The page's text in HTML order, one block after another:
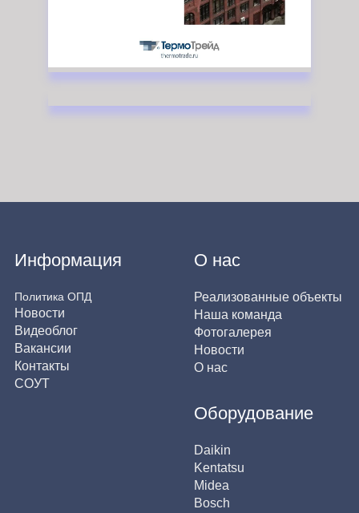
Информация
Политика ОПД
Новости
Видеоблог
Вакансии
Контакты
СОУТ
О нас
Реализованные объекты
Наша команда
Фотогалерея
Новости
О нас
Оборудование
Daikin
Kentatsu
Midea
Bosch